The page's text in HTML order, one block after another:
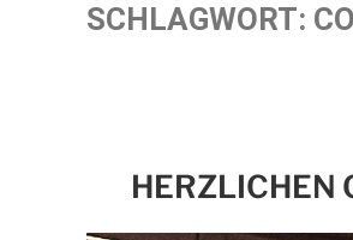
SCHLAGWORT:
HERZLICHEN